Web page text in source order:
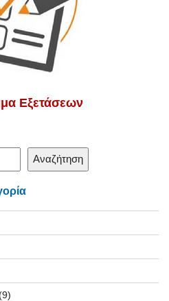
Εξετάσεων
Αναζήτηση